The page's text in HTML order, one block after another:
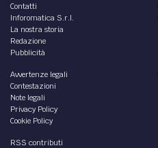
Contatti
Inforomatica S.r.l.
La nostra storia
Redazione
Pubblicità
Avvertenze legali
Contestazioni
Note legali
Privacy Policy
Cookie Policy
RSS contributi